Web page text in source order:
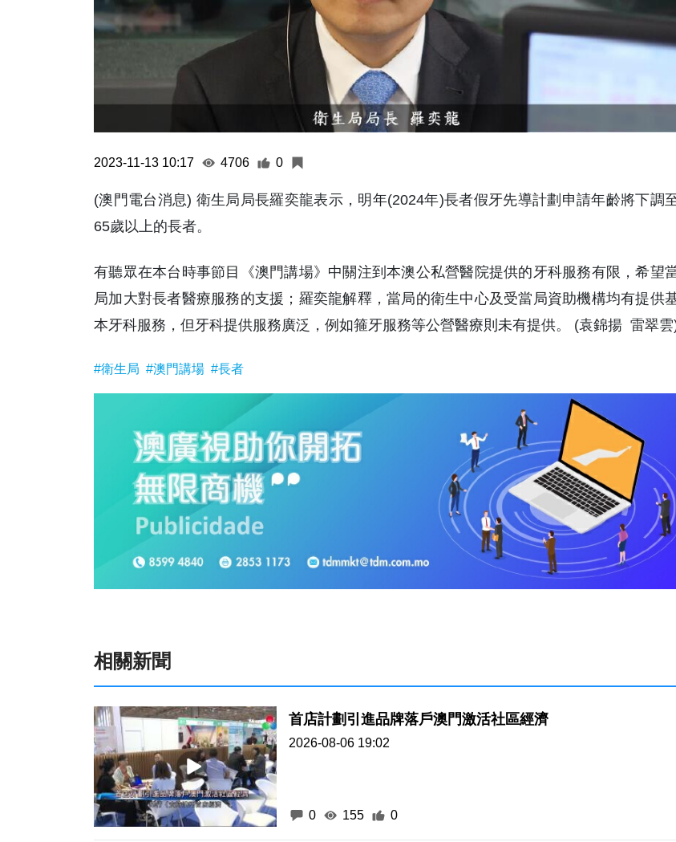
2023-11-13 10:17 4706 0
(澳門電台消息) 衛生局局長羅奕龍表示，明年(2024年)長者假牙先導計劃申請年齡將下調
65歲以上的長者。
有聽眾在本台時事節目《澳門講場》中關注到本澳公私營醫院提供的牙科服務有限，希望
局加大對長者醫療服務的支援；羅奕龍解釋，當局的衛生中心及受當局資助機構均有提供
本牙科服務，但牙科提供服務廣泛，例如箍牙服務等公營醫療則未有提供。 (袁錦揚 雷翠雲
#衛生局 #澳門講場 #長者
相關新聞
首店計劃引進品牌落戶澳門激活社區經濟
2026-08-06 19:02
0 155 0